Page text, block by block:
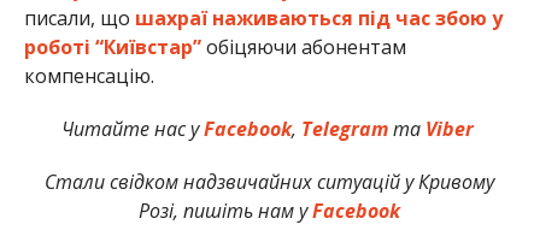
писали, що шахраї наживаються під час збою у
роботі “Київстар”обіцяючи абонентам
компенсацію.
Читайте нас уFacebook, Telegramта Viber
Стали свідком надзвичайних ситуацій у Кривому
Розі, пишіть нам уFacebook